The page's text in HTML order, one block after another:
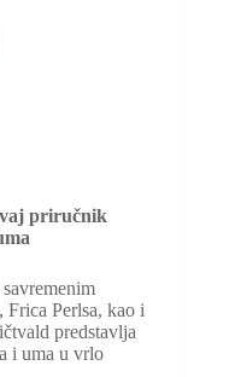
priručnik
Perlsa, kao i
predstavlja
i uma u vrlo